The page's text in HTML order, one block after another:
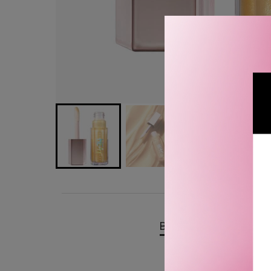
BESKRIVELSE